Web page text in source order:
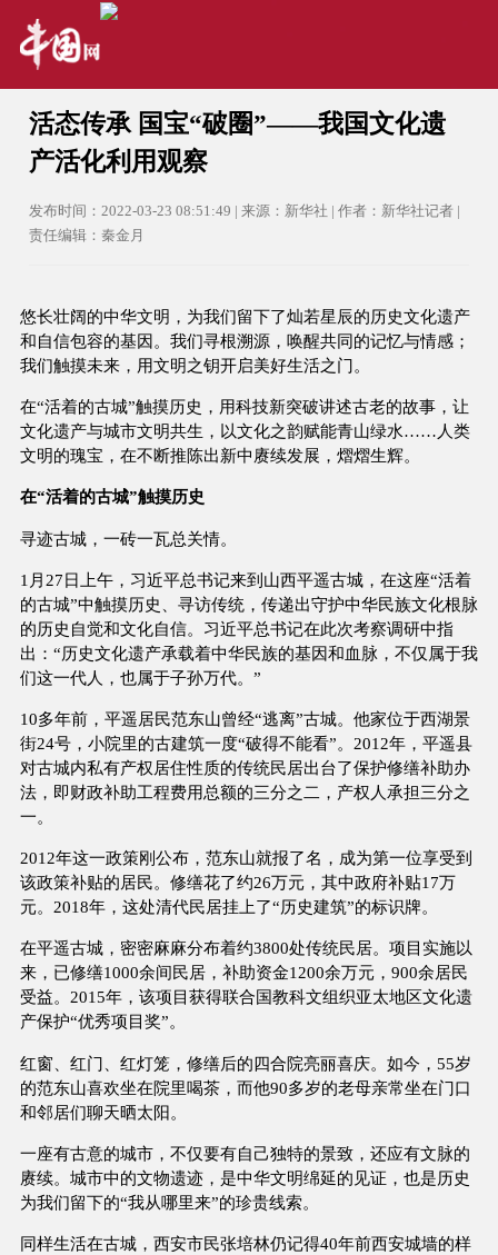
活态传承 国宝“破圈”——我国文化遗
产活化利用观察
发布时间：2022-03-23 08:51:49 | 来源：新华社 | 作者：新华社记者 |
责任编辑：秦金月
悠长壮阔的中华文明，为我们留下了灿若星辰的历史文化遗产
和自信包容的基因。我们寻根溯源，唤醒共同的记忆与情感；
我们触摸未来，用文明之钥开启美好生活之门。
在“活着的古城”触摸历史，用科技新突破讲述古老的故事，让
文化遗产与城市文明共生，以文化之韵赋能青山绿水……人类
文明的瑰宝，在不断推陈出新中赓续发展，熠熠生辉。
在“活着的古城”触摸历史
寻迹古城，一砖一瓦总关情。
1月27日上午，习近平总书记来到山西平遥古城，在这座“活着
的古城”中触摸历史、寻访传统，传递出守护中华民族文化根脉
的历史自觉和文化自信。习近平总书记在此次考察调研中指
出：“历史文化遗产承载着中华民族的基因和血脉，不仅属于我
们这一代人，也属于子孙万代。”
10多年前，平遥居民范东山曾经“逃离”古城。他家位于西湖景
街24号，小院里的古建筑一度“破得不能看”。2012年，平遥县
对古城内私有产权居住性质的传统民居出台了保护修缮补助办
法，即财政补助工程费用总额的三分之二，产权人承担三分之
一。
2012年这一政策刚公布，范东山就报了名，成为第一位享受到
该政策补贴的居民。修缮花了约26万元，其中政府补贴17万
元。2018年，这处清代民居挂上了“历史建筑”的标识牌。
在平遥古城，密密麻麻分布着约3800处传统民居。项目实施以
来，已修缮1000余间民居，补助资金1200余万元，900余居民
受益。2015年，该项目获得联合国教科文组织亚太地区文化遗
产保护“优秀项目奖”。
红窗、红门、红灯笼，修缮后的四合院亮丽喜庆。如今，55岁
的范东山喜欢坐在院里喝茶，而他90多岁的老母亲常坐在门口
和邻居们聊天晒太阳。
一座有古意的城市，不仅要有自己独特的景致，还应有文脉的
赓续。城市中的文物遗迹，是中华文明绵延的见证，也是历史
为我们留下的“我从哪里来”的珍贵线索。
同样生活在古城，西安市民张培林仍记得40年前西安城墙的样